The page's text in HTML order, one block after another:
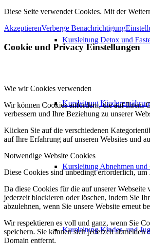
Kursleitung Detox und
Kursleitung
Kursleitung Abnehmen und
Kursleitung Kinder- und
Diese Seite verwendet Cookies. Mit der
AkzeptierenVerberge Benachrichtigung
Cookie und Privacy Einstellungen
Wie wir Cookies verwenden
Wir können Cookies anfordern, die auf Ihrem
verbessern und Ihre Beziehung zu unserer
Klicken Sie auf die verschiedenen
auf Ihre Erfahrung auf unseren Websites und
Notwendige Website Cookies
Diese Cookies sind unbedingt erforderlich,
Da diese Cookies für die auf unserer
jederzeit blockieren oder löschen, indem Sie
abzulehnen, wenn Sie unsere Website erneut
Wir respektieren es voll und ganz, wenn Sie
speichern. Sie können sich jederzeit
Domain entfernt.